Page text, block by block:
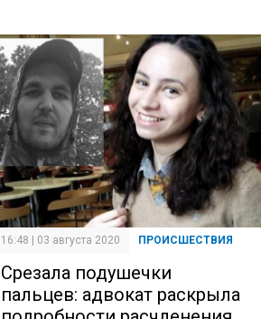
16:48 | 03 августа 2020 ПРОИСШЕСТВИЯ
Срезала подушечки
пальцев: адвокат раскрыла